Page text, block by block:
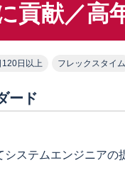
貢献／高
120日以上 フレックスタイム
ード
ステムエンジニア